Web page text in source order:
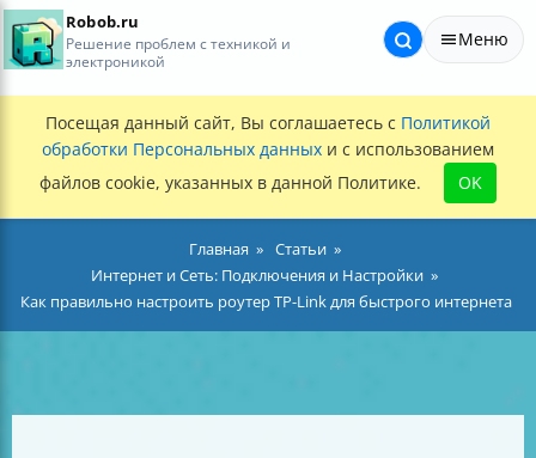
Robob.ru
Решение проблем с техникой и
электроникой
Меню
Посещая данный сайт, Вы соглашаетесь с Политикой
обработки Персональных данных и с использованием
файлов cookie, указанных в данной Политике.
OK
Главная
Статьи
Интернет и Сеть: Подключения и Настройки
Как правильно настроить роутер TP-Link для быстрого интернета